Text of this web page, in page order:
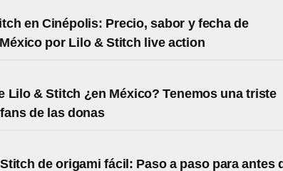
en Cinépolis: Precio, sabor y fecha de
por Lilo & Stitch live action
Lilo & Stitch ¿en México? Tenemos una triste
de las donas
de origami fácil: Paso a paso para antes